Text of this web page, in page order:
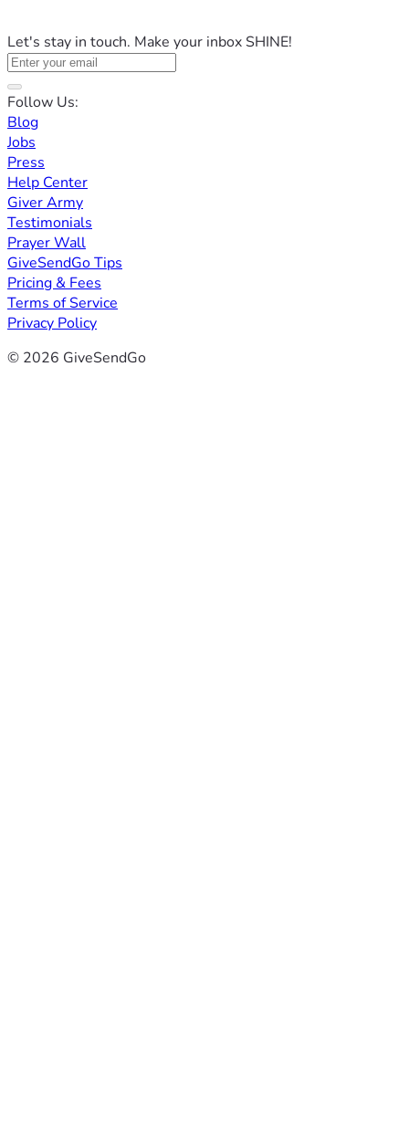
Let's stay in touch. Make your inbox SHINE!
Follow Us:
Blog
Jobs
Press
Help Center
Giver Army
Testimonials
Prayer Wall
GiveSendGo Tips
Pricing & Fees
Terms of Service
Privacy Policy
© 2026 GiveSendGo